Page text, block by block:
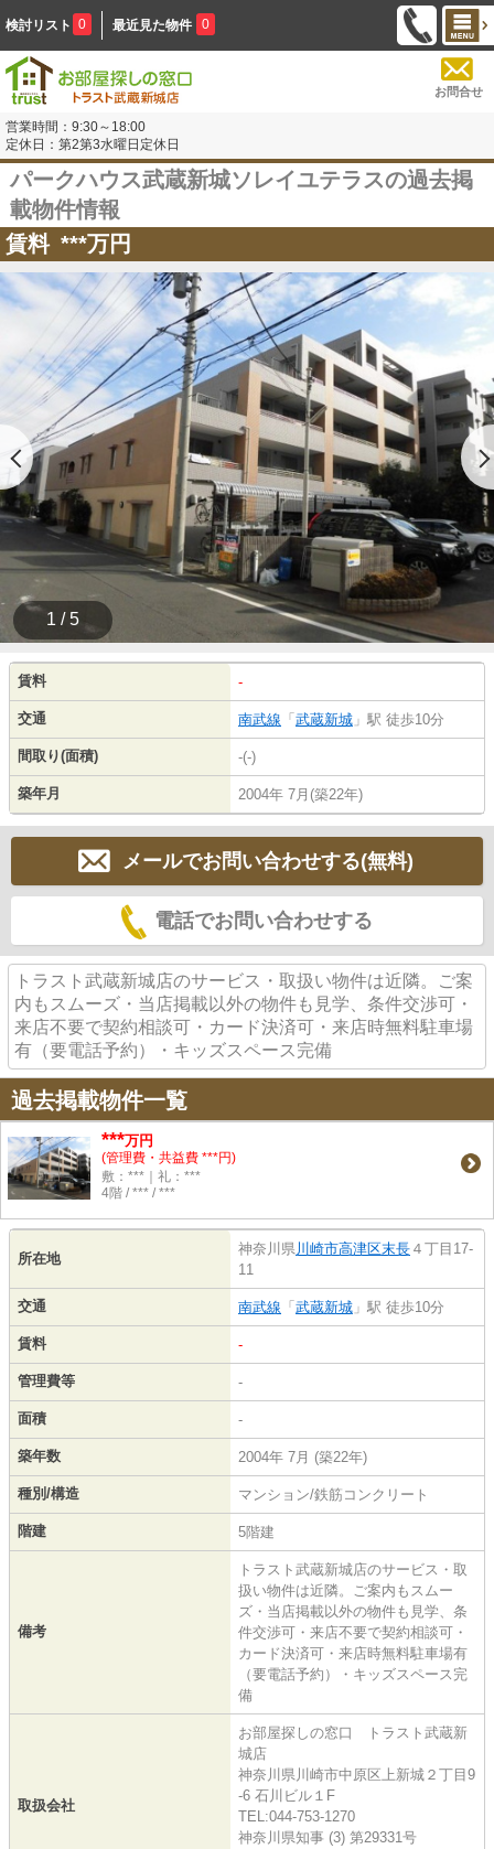
検討リスト 0 最近見た物件 0
お問合せ
営業時間：9:30～18:00
定休日：第2第3水曜日定休日
パークハウス武蔵新城ソレイユテラスの過去掲
載物件情報
賃料 ***万円
1 / 5
賃料 -
交通 南武線 「 武蔵新城 」駅 徒歩10分
間取り(面積) -(-)
築年月 2004年 7月(築22年)
メールでお問い合わせする(無料)
電話でお問い合わせする
トラスト武蔵新城店のサービス・取扱い物件は近隣。ご案
内もスムーズ・当店掲載以外の物件も見学、条件交渉可・
来店不要で契約相談可・カード決済可・来店時無料駐車場
有（要電話予約）・キッズスペース完備
過去掲載物件一覧
***万円
(管理費・共益費 ***円)
敷：***｜礼：***
4階 / *** / ***
所在地
神奈川県川崎市高津区末長 ４丁目17-
11
交通 南武線 「 武蔵新城 」駅 徒歩10分
賃料 -
管理費等 -
面積 -
築年数 2004年 7月 (築22年)
種別/構造 マンション/鉄筋コンクリート
階建 5階建
備考
トラスト武蔵新城店のサービス・取
扱い物件は近隣。ご案内もスムー
ズ・当店掲載以外の物件も見学、条
件交渉可・来店不要で契約相談可・
カード決済可・来店時無料駐車場有
（要電話予約）・キッズスペース完
備
取扱会社
お部屋探しの窓口 トラスト武蔵新
城店
神奈川県川崎市中原区上新城２丁目9
-6 石川ビル１F
TEL:044-753-1270
神奈川県知事 (3) 第29331号